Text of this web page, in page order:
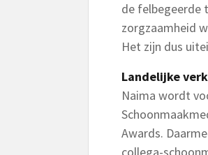
de felbegeerde
zorgzaamheid
Het zijn dus
Landelijke
Naima wordt
Awards.